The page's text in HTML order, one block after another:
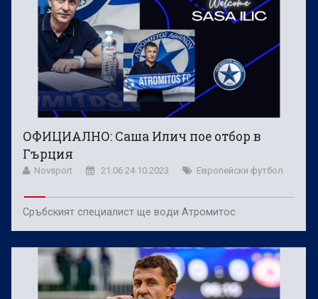
ОФИЦИАЛНО: Саша Илич пое отбор в
Гърция
Novsport 21:06 24.10.2023 Европейски футбол
Сръбският специалист ще води Атромитос